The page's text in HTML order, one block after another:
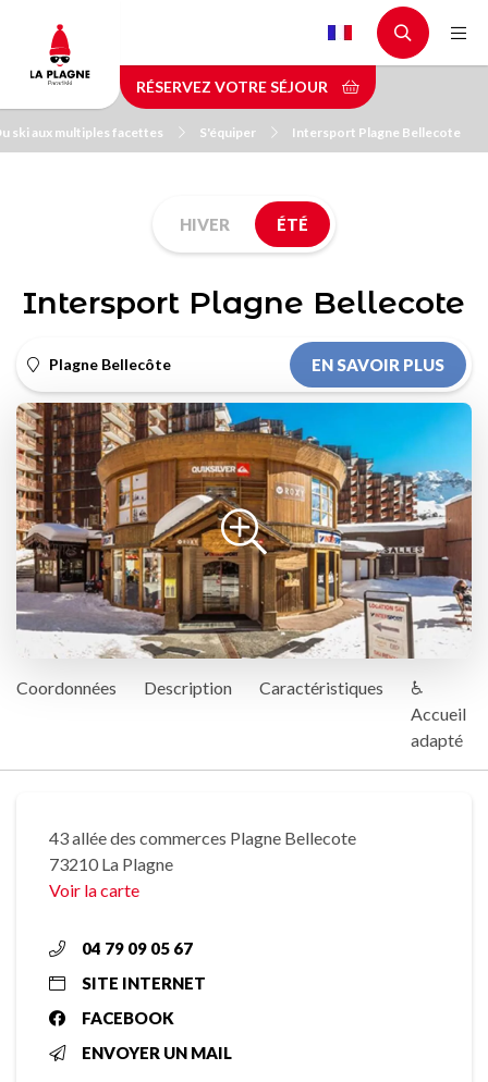
contenu
principal
RÉSERVEZ VOTRE SÉJOUR
ski aux multiples facettes S'équiper Intersport Plagne Bellecote
HIVER ÉTÉ
Intersport Plagne Bellecote
Plagne Bellecôte EN SAVOIR PLUS
Coordonnées Description Caractéristiques
♿
Accueil
adapté
43 allée des commerces Plagne Bellecote
73210 La Plagne
Voir la carte
04 79 09 05 67
SITE INTERNET
FACEBOOK
ENVOYER UN MAIL